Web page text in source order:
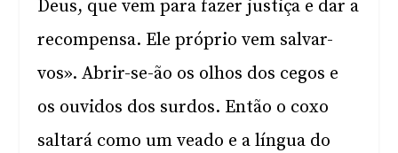
Deus, que vem para fazer justiça e dar a
recompensa. Ele próprio vem salvar-
vos». Abrir-se-ão os olhos dos cegos e
os ouvidos dos surdos. Então o coxo
saltará como um veado e a língua do